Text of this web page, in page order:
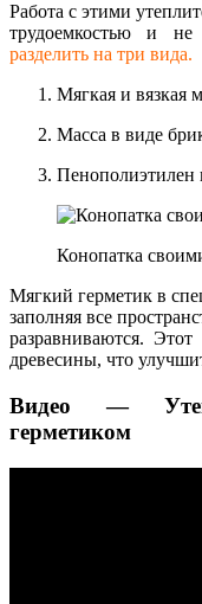
Работа с этими
трудоемкостью и не
разделить на три вида.
Мягкая и вязкая
Масса в виде
Пенополиэтилен
Конопатка
Мягкий герметик в
заполняя все
разравниваются.
древесины, что
Видео —
герметиком